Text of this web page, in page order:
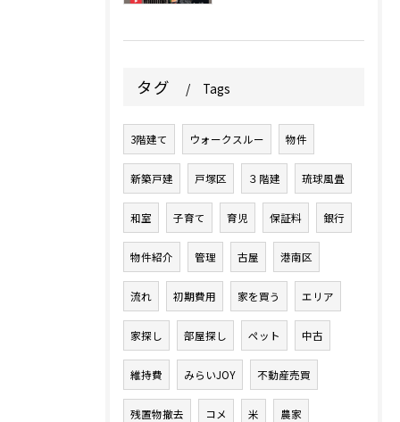
タグ Tags
3階建て ウォークスルー 物件
新築戸建 戸塚区 ３階建 琉球風畳
和室 子育て 育児 保証料 銀行
物件紹介 管理 古屋 港南区
流れ 初期費用 家を買う エリア
家探し 部屋探し ペット 中古
維持費 みらいJOY 不動産売買
残置物撤去 コメ 米 農家